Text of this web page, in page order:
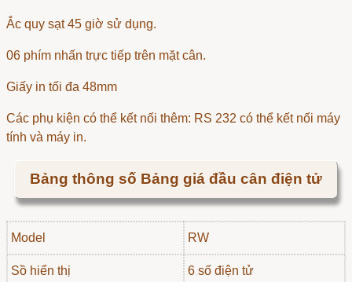
Ắc quy sạt 45 giờ sử dụng.
06 phím nhấn trực tiếp trên mặt cân.
Giấy in tối đa 48mm
Các phụ kiện có thể kết nối thêm: RS 232 có thể kết nối máy
tính và máy in.
Bảng thông số Bảng giá đầu cân điện tử
Model RW
Sồ hiển thị 6 số điện tử